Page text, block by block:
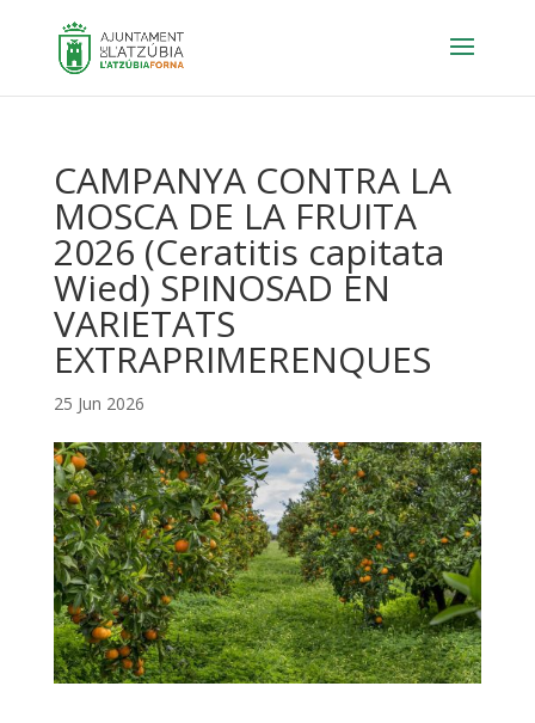
CAMPANYA CONTRA LA
MOSCA DE LA FRUITA
2026 (Ceratitis capitata
Wied) SPINOSAD EN
VARIETATS
EXTRAPRIMERENQUES
25 Jun 2026